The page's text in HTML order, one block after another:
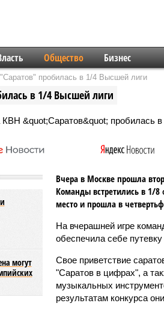
Общество Бизнес
пробилась в 1/4 Высшей лиги
в 1/4 Высшей лиги
могут
Вчера в Москве прошла
Команды встретились в 1/8
место и прошла в
На вчерашней игре
обеспечила себе
Свое приветствие
"Саратов в цифрах", а
музыкальных
результатам конкурса